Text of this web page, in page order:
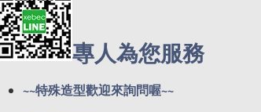
專人為您服務
~~特殊造型歡迎來詢問喔~~